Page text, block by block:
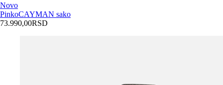
Novo
PinkoCAYMAN sako
73.990,00RSD